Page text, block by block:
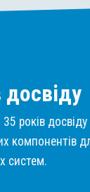
досвіду
років
компонентів
систем.